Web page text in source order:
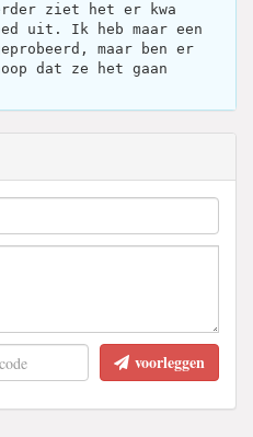
ziet het er kwa
uit. Ik heb maar een
maar ben er
dat ze het gaan
voorleggen